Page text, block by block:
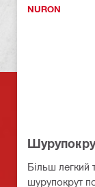
NURON
Більш легкий
шурупокрут